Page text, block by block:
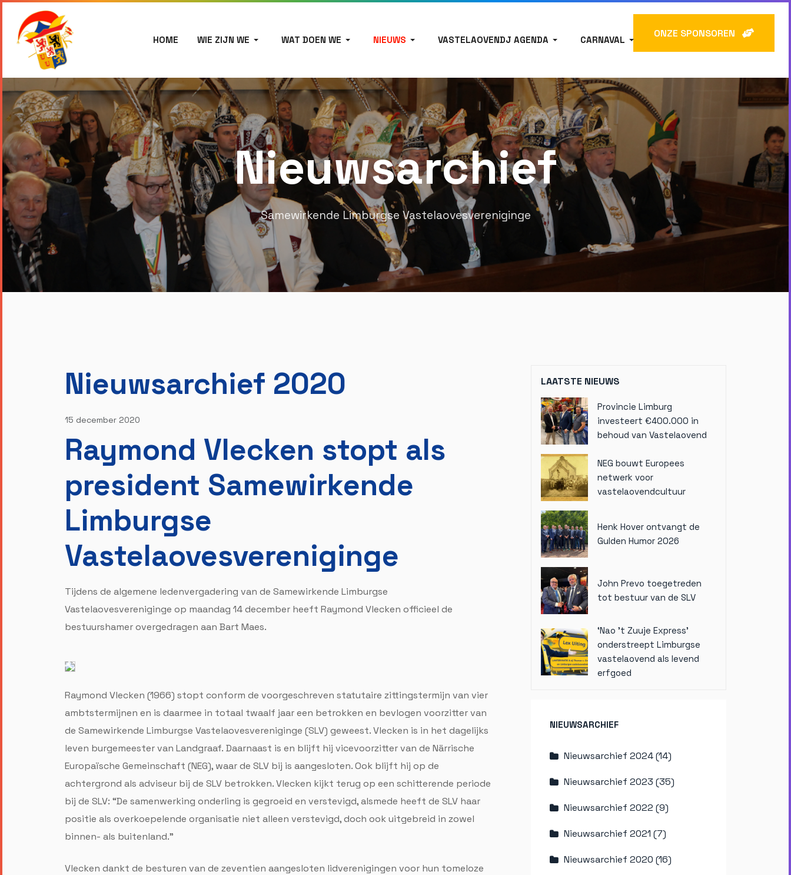
HOME WIE ZIJN WE WAT DOEN WE NIEUWS VASTELAOVENDJ AGENDA CARNAVAL
ONZE SPONSOREN
Nieuwsarchief
Samewirkende Limburgse Vastelaovesvereniginge
Nieuwsarchief 2020
15 december 2020
Raymond Vlecken stopt als
president Samewirkende
Limburgse
Vastelaovesvereniginge
Tijdens de algemene ledenvergadering van de Samewirkende Limburgse
Vastelaovesvereniginge op maandag 14 december heeft Raymond Vlecken officieel de
bestuurshamer overgedragen aan Bart Maes.
Raymond Vlecken (1966) stopt conform de voorgeschreven statutaire zittingstermijn van vier
ambtstermijnen en is daarmee in totaal twaalf jaar een betrokken en bevlogen voorzitter van
de Samewirkende Limburgse Vastelaovesvereniginge (SLV) geweest. Vlecken is in het dagelijks
leven burgemeester van Landgraaf. Daarnaast is en blijft hij vicevoorzitter van de Närrische
Europaïsche Gemeinschaft (NEG), waar de SLV bij is aangesloten. Ook blijft hij op de
achtergrond als adviseur bij de SLV betrokken. Vlecken kijkt terug op een schitterende periode
bij de SLV: “De samenwerking onderling is gegroeid en verstevigd, alsmede heeft de SLV haar
positie als overkoepelende organisatie niet alleen verstevigd, doch ook uitgebreid in zowel
binnen- als buitenland.”
Vlecken dankt de besturen van de zeventien aangesloten lidverenigingen voor hun tomeloze
LAATSTE NIEUWS
Provincie Limburg
investeert €400.000 in
behoud van Vastelaovend
NEG bouwt Europees
netwerk voor
vastelaovendcultuur
Henk Hover ontvangt de
Gulden Humor 2026
John Prevo toegetreden
tot bestuur van de SLV
‘Nao ’t Zuuje Express’
onderstreept Limburgse
vastelaovend als levend
erfgoed
NIEUWSARCHIEF
Nieuwsarchief 2024 (14)
Nieuwsarchief 2023 (35)
Nieuwsarchief 2022 (9)
Nieuwsarchief 2021 (7)
Nieuwsarchief 2020 (16)